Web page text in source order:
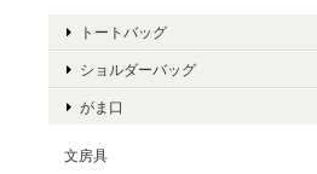
トートバッグ
ショルダーバッグ
がま口
文房具